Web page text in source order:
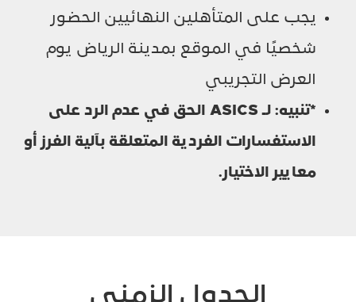
يجب على المتأهلين النهائيين الحضور
شخصيًا في الموقع بمدينة الرياض يوم
العرض التجريبي
*تنبيه: لـ ASICS الحق في عدم الرد على
الاستفسارات الفردية المتعلقة بآلية الفرز أو
معايير الاختيار.
الجدول الزمني